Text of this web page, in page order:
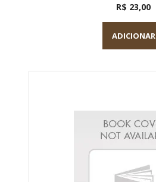
R$ 23,00
ADICIONAR